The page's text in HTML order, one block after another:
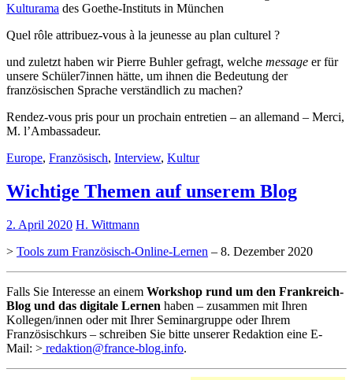
Kulturama des Goethe-Instituts in München
Quel rôle attribuez-vous à la jeunesse au plan culturel ?
und zuletzt haben wir Pierre Buhler gefragt, welche message er für
unsere Schüler7innen hätte, um ihnen die Bedeutung der
französischen Sprache verständlich zu machen?
Rendez-vous pris pour un prochain entretien – an allemand – Merci,
M. l’Ambassadeur.
Europe, Französisch, Interview, Kultur
Wichtige Themen auf unserem Blog
2. April 2020 H. Wittmann
> Tools zum Französisch-Online-Lernen – 8. Dezember 2020
Falls Sie Interesse an einem Workshop rund um den Frankreich-
Blog und das digitale Lernen haben – zusammen mit Ihren
Kollegen/innen oder mit Ihrer Seminargruppe oder Ihrem
Französischkurs – schreiben Sie bitte unserer Redaktion eine E-
Mail: > redaktion@france-blog.info.